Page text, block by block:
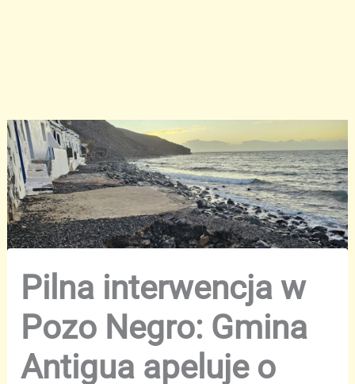
Pilna interwencja w
Pozo Negro: Gmina
Antigua apeluje o